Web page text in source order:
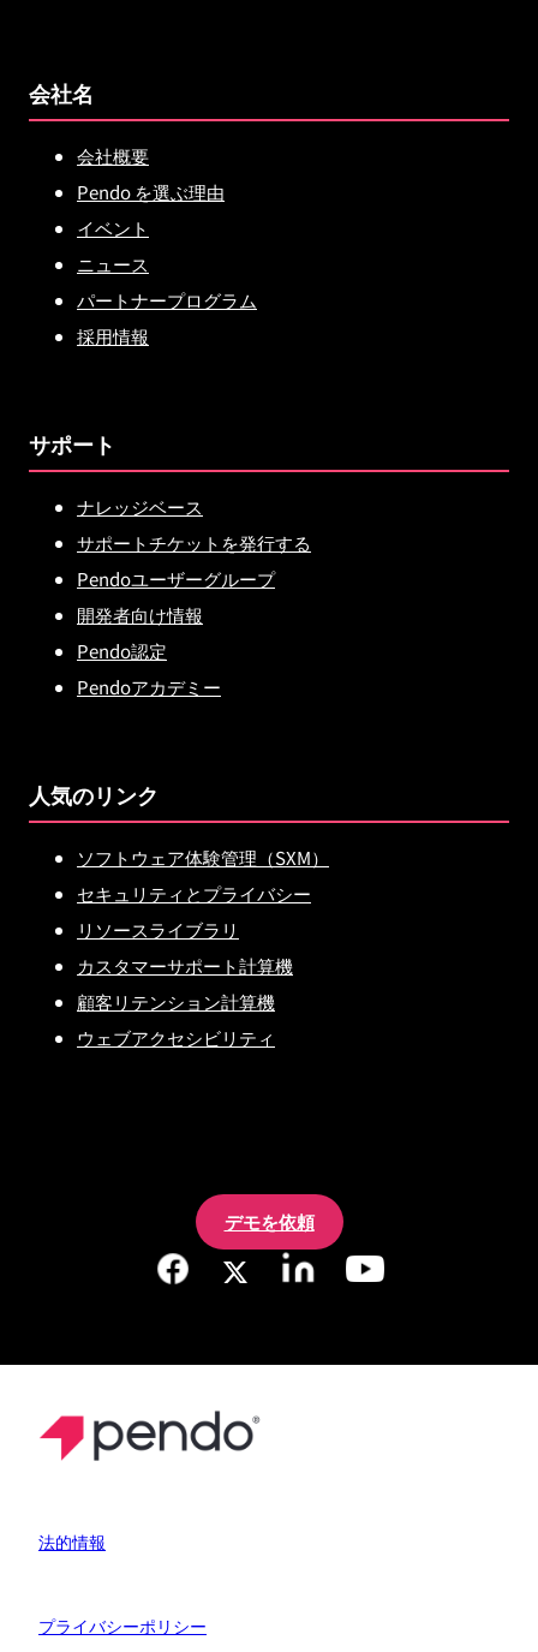
会社名
会社概要
Pendo を選ぶ理由
イベント
ニュース
パートナープログラム
採用情報
サポート
ナレッジベース
サポートチケットを発行する
Pendoユーザーグループ
開発者向け情報
Pendo認定
Pendoアカデミー
人気のリンク
ソフトウェア体験管理（SXM）
セキュリティとプライバシー
リソースライブラリ
カスタマーサポート計算機
顧客リテンション計算機
ウェブアクセシビリティ
デモを依頼
法的情報
プライバシーポリシー